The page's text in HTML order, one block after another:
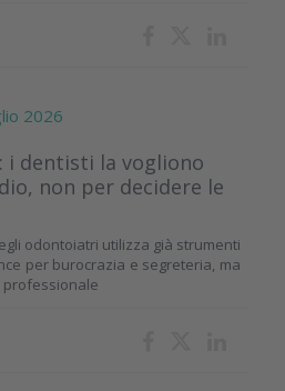
2026
i dentisti la vogliono
non per decidere le
odontoiatri utilizza già strumenti
per burocrazia e segreteria, ma
professionale